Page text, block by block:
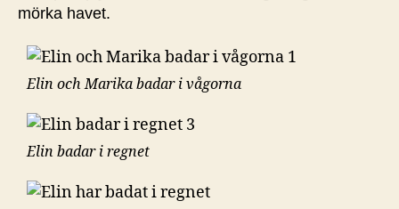
mörka havet.
Elin och Marika badar i vågorna
Elin badar i regnet